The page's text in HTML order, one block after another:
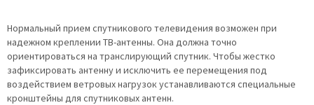
Нормальный прием спутникового телевидения возможен при
надежном креплении ТВ-антенны. Она должна точно
ориентироваться на транслирующий спутник. Чтобы жестко
зафиксировать антенну и исключить ее перемещения под
воздействием ветровых нагрузок устанавливаются специальные
кронштейны для спутниковых антенн.